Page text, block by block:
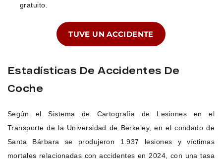
gratuito.
TUVE UN ACCIDENTE
Estadísticas De Accidentes De
Coche
Según el Sistema de Cartografía de Lesiones en el
Transporte de la Universidad de Berkeley, en el condado de
Santa Bárbara se produjeron 1.937 lesiones y víctimas
mortales relacionadas con accidentes en 2024, con una tasa